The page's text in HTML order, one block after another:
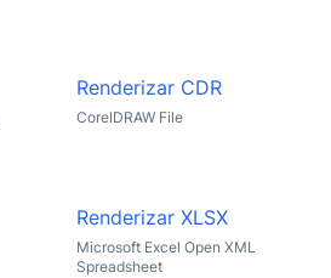
Renderizar CDR
CorelDRAW File
Renderizar XLSX
Microsoft Excel Open XML
Spreadsheet